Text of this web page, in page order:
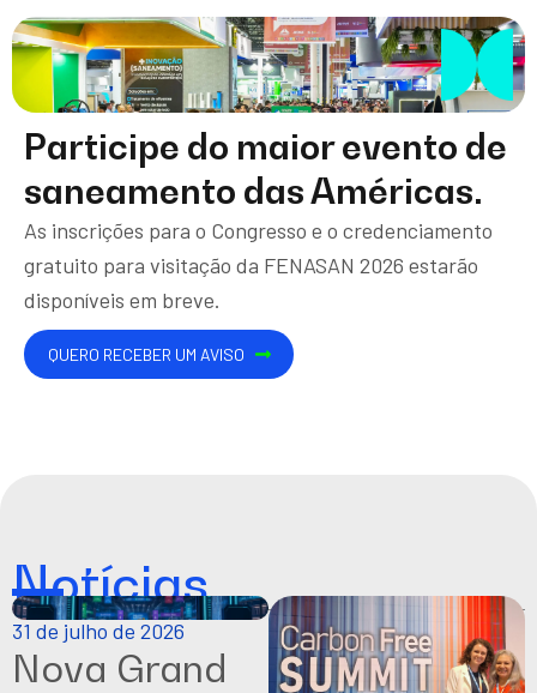
Participe do maior evento de
saneamento das Américas.
As inscrições para o Congresso e o credenciamento
gratuito para visitação da FENASAN 2026 estarão
disponíveis em breve.
QUERO RECEBER UM AVISO
Notícias
31 de julho de 2026
Nova Grand